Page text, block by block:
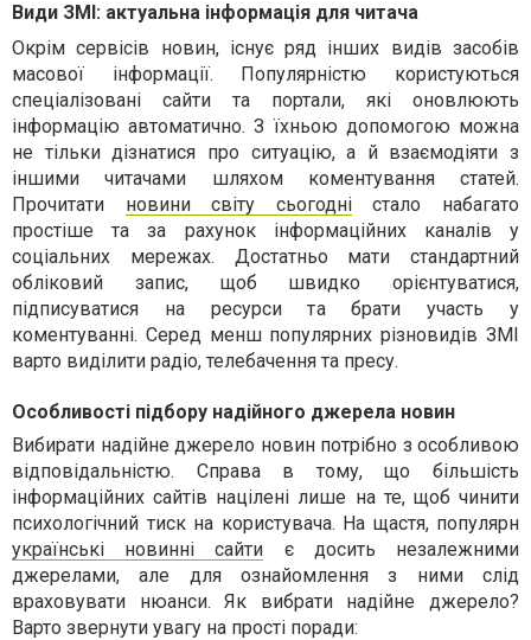
Види ЗМІ: актуальна інформація для читача
Окрім сервісів новин, існує ряд інших видів засобів
масової інформації. Популярністю користуються
спеціалізовані сайти та портали, які оновлюють
інформацію автоматично. З їхньою допомогою можна
не тільки дізнатися про ситуацію, а й взаємодіяти з
іншими читачами шляхом коментування статей.
Прочитати новини світу сьогодністало набагато
простіше та за рахунок інформаційних каналів у
соціальних мережах. Достатньо мати стандартний
обліковий запис, щоб швидко орієнтуватися,
підписуватися на ресурси та брати участь у
коментуванні. Серед менш популярних різновидів ЗМІ
варто виділити радіо, телебачення та пресу.
Особливості підбору надійного джерела новин
Вибирати надійне джерело новин потрібно з особливою
відповідальністю. Справа в тому, що більшість
інформаційних сайтів націлені лише на те, щоб чинити
психологічний тиск на користувача. На щастя, популярн
українські новинні сайти є досить незалежними
джерелами, але для ознайомлення з ними слід
враховувати нюанси. Як вибрати надійне джерело?
Варто звернути увагу на прості поради: